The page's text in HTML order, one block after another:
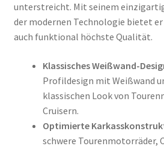
unterstreicht. Mit seinem
der modernen Technologie bietet
auch funktional höchste Qualität.
Klassisches Weißwand-
Profildesign mit Weißwand
klassischen Look von
Cruisern.
Optimierte
schwere Tourenmotorräder,